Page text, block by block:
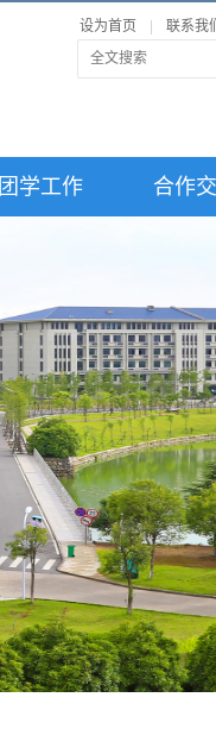
设为首页 联系我
团学工作 合作